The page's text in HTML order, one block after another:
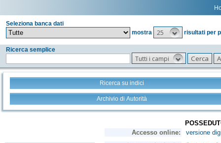
Seleziona banca dati
mostra
25 risultati per
Ricerca semplice
Tutti i campi
Ricerca su indici
Archivio di Autorità